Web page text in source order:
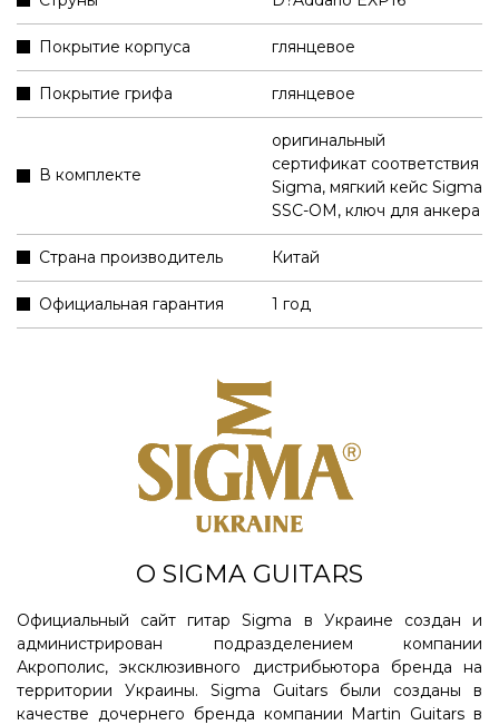
Покрытие корпуса глянцевое
Покрытие грифа глянцевое
В комплекте
оригинальный
сертификат соответствия
Sigma, мягкий кейс Sigma
SSC-OM, ключ для анкера
Страна производитель Китай
Официальная гарантия 1 год
О SIGMA GUITARS
Официальный сайт гитар Sigma в Украине создан и
администрирован подразделением компании
Акрополис, эксклюзивного дистрибьютора бренда на
территории Украины. Sigma Guitars были созданы в
качестве дочернего бренда компании Martin Guitars в